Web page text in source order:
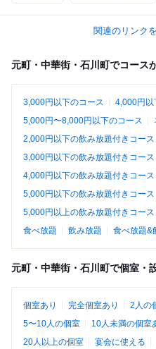
関連のリンク
元町・中華街・石川町でコース
3,000円以下のコース
4,000円以
5,000円〜8,000円以下のコース
2,000円以下の飲み放題付きコース
3,000円以下の飲み放題付きコース
4,000円以下の飲み放題付きコース
5,000円以下の飲み放題付きコース
5,000円以上の飲み放題付きコース
食べ放題
飲み放題 食べ放題&
元町・中華街・石川町で個室・
個室あり 完全個室あり 2人の
5〜10人の個室
10人未満の個室
20人以上の個室
宴会に使える